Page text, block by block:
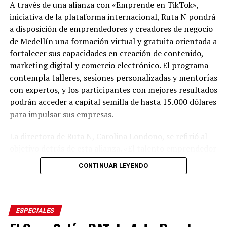
Del 6 al 17 de agosto, Plaza Cines, el pasillo Norte y
encuentro que reunirá el patrimonio cultural de ambos
territorios y la presencia de artesanos de diferentes
Por su parte, Plaza Palmas albergará hasta el 17 de
agosto «El vuelo más alto», un mural interactivo
A través de una alianza con «Emprende en TikTok»,
iniciativa de la plataforma internacional, Ruta N pondrá
a disposición de emprendedores y creadores de negocio
de Medellín una formación virtual y gratuita orientada a
fortalecer sus capacidades en creación de contenido,
marketing digital y comercio electrónico. El programa
contempla talleres, sesiones personalizadas y mentorías
con expertos, y los participantes con mejores resultados
podrán acceder a capital semilla de hasta 15.000 dólares
para impulsar sus empresas.
necesita herramientas, conocimiento y conexiones que
le permitan convertir las ideas en negocios con
a oportunidades. Desde Ruta N seguimos conectando
talento, conocimiento y capacidades para fortalecer
CONTINUAR LEYENDO
ESPECIALES